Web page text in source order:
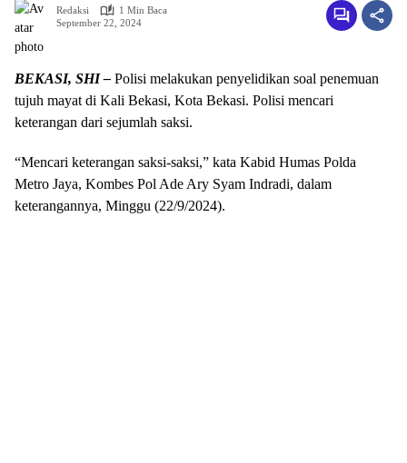
Redaksi
1 Min Baca
September 22, 2024
BEKASI, SHI – Polisi melakukan penyelidikan soal penemuan
tujuh mayat di Kali Bekasi, Kota Bekasi. Polisi mencari
keterangan dari sejumlah saksi.
“Mencari keterangan saksi-saksi,” kata Kabid Humas Polda
Metro Jaya, Kombes Pol Ade Ary Syam Indradi, dalam
keterangannya, Minggu (22/9/2024).